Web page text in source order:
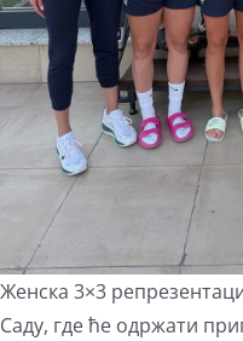
Женска 3×3
Саду, где ће одржати